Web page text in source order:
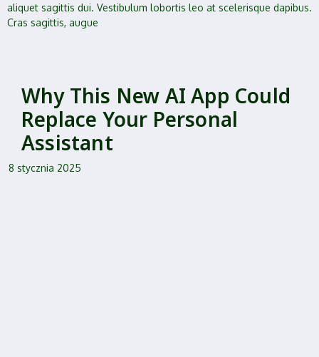
aliquet sagittis dui. Vestibulum lobortis leo at scelerisque dapibus.
Cras sagittis, augue
Why This New AI App Could
Replace Your Personal
Assistant
8 stycznia 2025